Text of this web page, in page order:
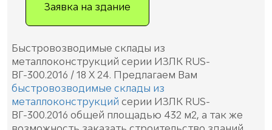
Заявка на здание
Быстровозводимые склады из
металлоконструкций серии ИЗЛК RUS-
ВГ-300.2016 / 18 X 24. Предлагаем Вам
быстровозводимые склады из
металлоконструкций серии ИЗЛК RUS-
ВГ-300.2016 общей площадью 432 м2, а так же